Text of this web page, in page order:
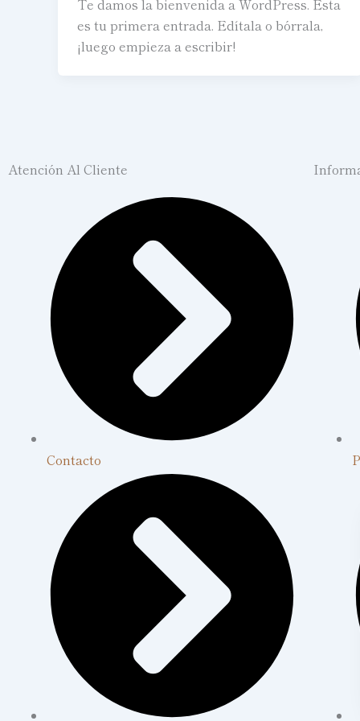
Te damos la bienvenida a WordPress. Esta
es tu primera entrada. Edítala o bórrala,
¡luego empieza a escribir!
Atención Al Cliente
Contacto